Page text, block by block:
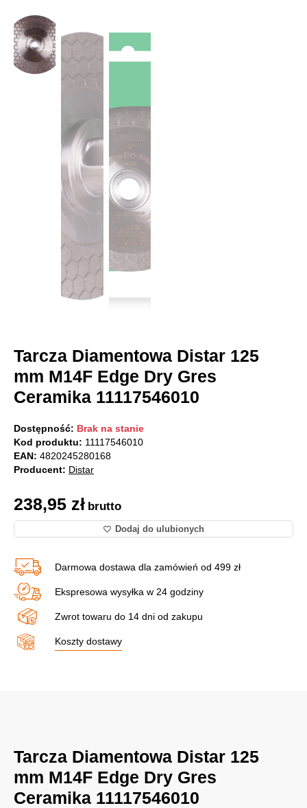
Tarcza Diamentowa Distar 125
mm M14F Edge Dry Gres
Ceramika 11117546010
Dostępność: Brak na stanie
Kod produktu: 11117546010
EAN: 4820245280168
Producent: Distar
238,95 zł brutto
Dodaj do ulubionych
Darmowa dostawa dla zamówień od 499 zł
Ekspresowa wysyłka w 24 godziny
Zwrot towaru do 14 dni od zakupu
Koszty dostawy
Tarcza Diamentowa Distar 125
mm M14F Edge Dry Gres
Ceramika 11117546010